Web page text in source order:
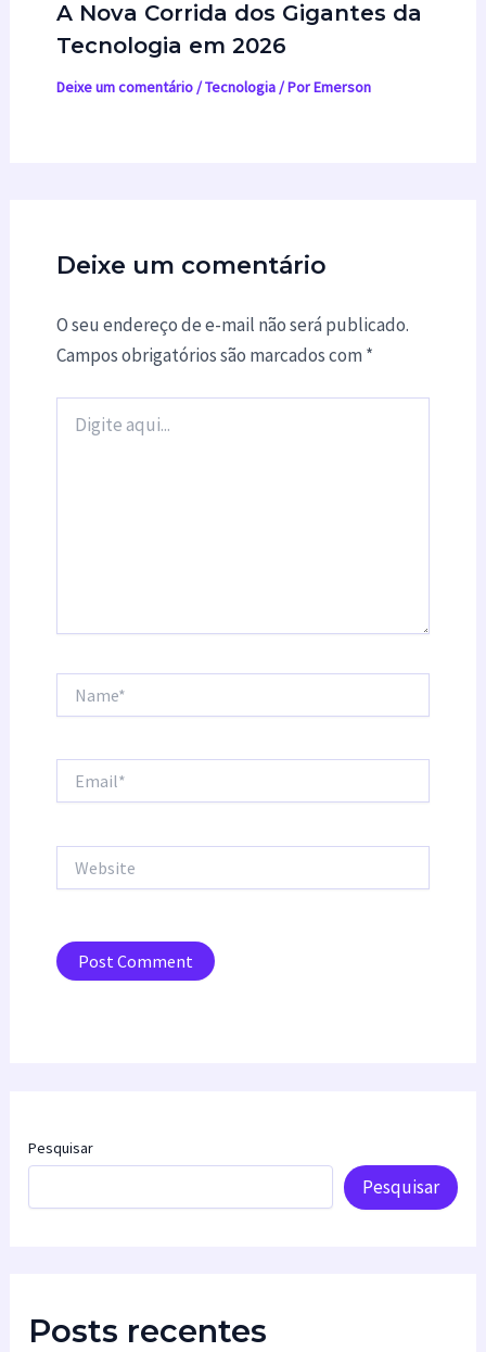
A Nova Corrida dos Gigantes da
Tecnologia em 2026
Deixe um comentário /Tecnologia/ PorEmerson
Deixe um comentário
O seu endereço de e-mail não será publicado.
Campos obrigatórios são marcados com*
aqui...
Pesquisar
Pesquisar
Posts recentes